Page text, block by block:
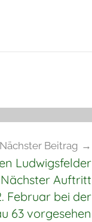
Nächster Beitrag
Ludwigsfelder
Auftritt
Februar bei der
63 vorgesehen